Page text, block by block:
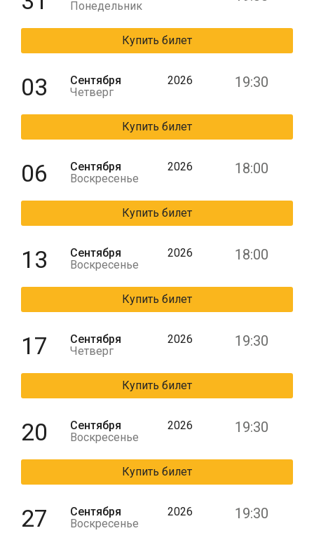
Понедельник
Купить билет
03
Сентября
Четверг
2026 19:30
Купить билет
06
Сентября
Воскресенье
2026 18:00
Купить билет
13
Сентября
Воскресенье
2026 18:00
Купить билет
17
Сентября
Четверг
2026 19:30
Купить билет
20
Сентября
Воскресенье
2026 19:30
Купить билет
27
Сентября
Воскресенье
2026 19:30